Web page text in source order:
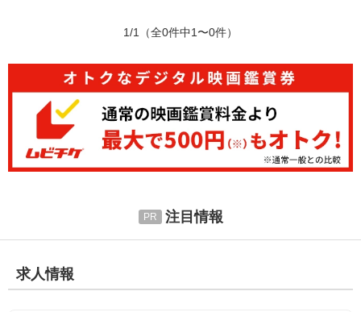
1/1 （全0件中1〜0件）
注目情報
求人情報